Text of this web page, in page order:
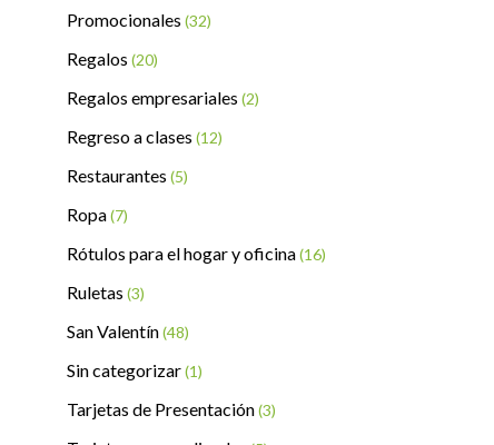
Promocionales (32)
Regalos (20)
Regalos empresariales (2)
Regreso a clases (12)
Restaurantes (5)
Ropa(7)
Rótulos para el hogar y oficina(16)
Ruletas (3)
San Valentín(48)
Sin categorizar(1)
Tarjetas de Presentación(3)